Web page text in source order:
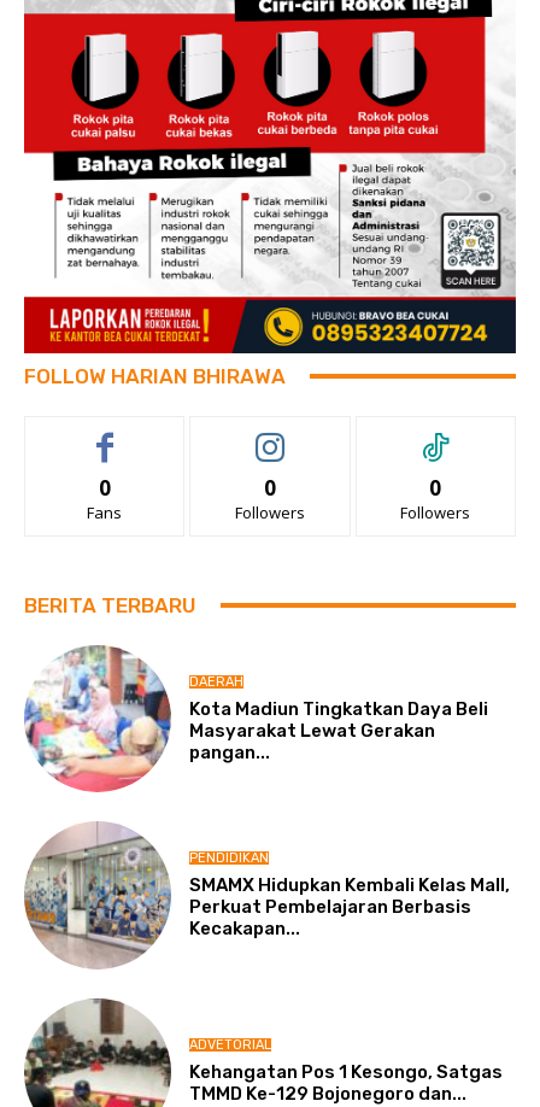
FOLLOW HARIAN BHIRAWA
0
Fans
0
Followers
0
Followers
BERITA TERBARU
DAERAH
Kota Madiun Tingkatkan Daya Beli
Masyarakat Lewat Gerakan
pangan...
PENDIDIKAN
SMAMX Hidupkan Kembali Kelas Mall,
Perkuat Pembelajaran Berbasis
Kecakapan...
ADVETORIAL
Kehangatan Pos 1 Kesongo, Satgas
TMMD Ke-129 Bojonegoro dan...